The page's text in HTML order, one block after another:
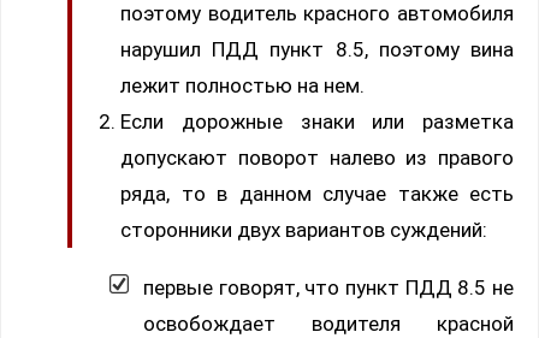
поэтому водитель красного автомобиля
нарушил ПДД пункт 8.5, поэтому вина
лежит полностью на нем.
Если дорожные знаки или разметка
допускают поворот налево из правого
ряда, то в данном случае также есть
сторонники двух вариантов суждений:
первые говорят, что пункт ПДД 8.5 не
освобождает водителя красной